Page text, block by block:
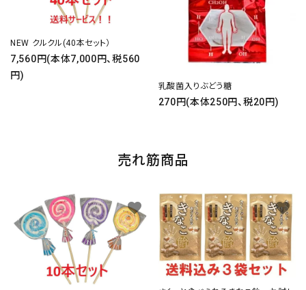
NEW クルクル(40本セット）
7,560円(本体7,000円、税560
円)
乳酸菌入りぶどう糖
270円(本体250円、税20円)
売れ筋商品
favorite favorite